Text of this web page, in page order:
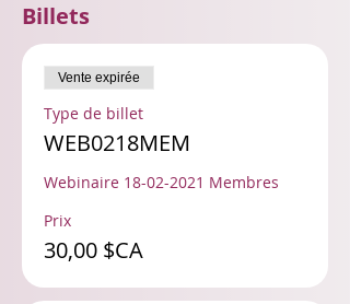
Billets
Vente expirée
Type de billet
WEB0218MEM
Webinaire 18-02-2021 Membres
Prix
30,00 $CA